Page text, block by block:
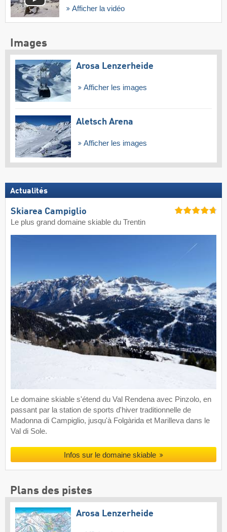
Afficher la vidéo
Images
Arosa Lenzerheide
Afficher les images
Aletsch Arena
Afficher les images
Actualités
Skiarea Campiglio
Le plus grand domaine skiable du Trentin
Le domaine skiable s'étend du Val Rendena avec Pinzolo, en
passant par la station de sports d'hiver traditionnelle de
Madonna di Campiglio, jusqu'à Folgàrida et Marilleva dans le
Val di Sole.
Infos sur le domaine skiable
Plans des pistes
Arosa Lenzerheide